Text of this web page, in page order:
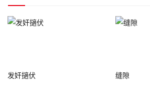
发奸擿伏 缝隙